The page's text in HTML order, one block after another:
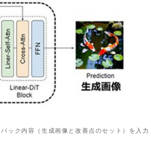
ック内容（生成画像と改善点のセット）を入力